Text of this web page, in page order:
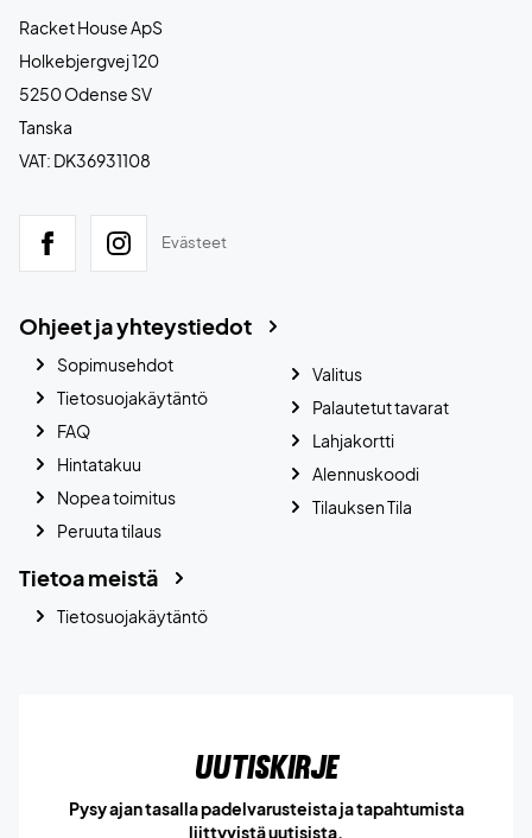
Racket House ApS
Holkebjergvej 120
5250 Odense SV
Tanska
VAT: DK36931108
Evästeet
Ohjeet ja yhteystiedot
Sopimusehdot
Tietosuojakäytäntö
FAQ
Hintatakuu
Nopea toimitus
Peruuta tilaus
Valitus
Palautetut tavarat
Lahjakortti
Alennuskoodi
Tilauksen Tila
Tietoa meistä
Tietosuojakäytäntö
Uutiskirje
Pysy ajan tasalla padelvarusteista ja tapahtumista
liittyvistä uutisista.